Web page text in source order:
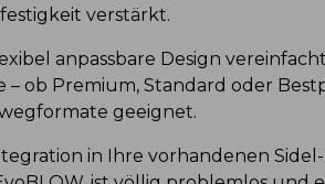
verstärkt.
anpassbare Design
– ob Premium, Standard oder
geeignet.
in Ihre vorhandenen Sidel-